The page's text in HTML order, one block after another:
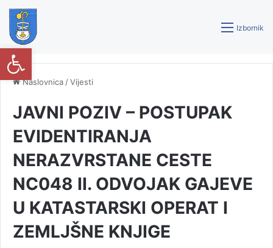
Izbornik
Naslovnica /Vijesti
JAVNI POZIV – POSTUPAK
EVIDENTIRANJA
NERAZVRSTANE CESTE
NC048 II. ODVOJAK GAJEVE
U KATASTARSKI OPERAT I
ZEMLJŠNE KNJIGE
Open toolbar